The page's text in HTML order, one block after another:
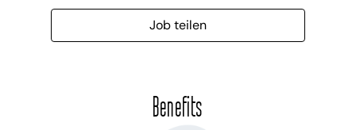
Job teilen
Benefits